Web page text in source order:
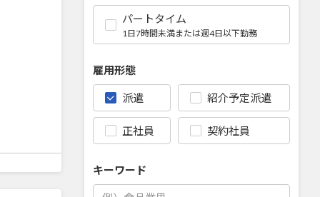
パートタイム
1日7時間未満または週4日以下勤務
雇用形態
派遣 紹介予定派遣
正社員 契約社員
キーワード